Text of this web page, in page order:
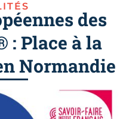
des
: Place à la
Normandie